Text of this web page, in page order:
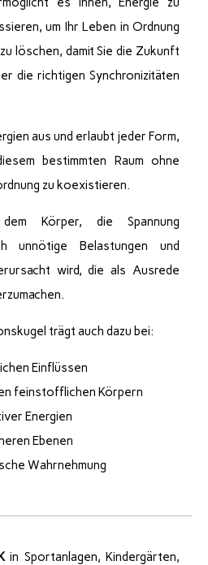
um Ihr Leben in Ordnung
löschen, damit Sie die Zukunft
die richtigen Synchronizitäten
aus und erlaubt jeder Form,
bestimmten Raum ohne
zu koexistieren.
Körper, die Spannung
unnötige Belastungen und
wird, die als Ausrede
trägt auch dazu bei:
Einflüssen
feinstofflichen Körpern
Energien
Ebenen
Wahrnehmung
in Sportanlagen, Kindergärten,